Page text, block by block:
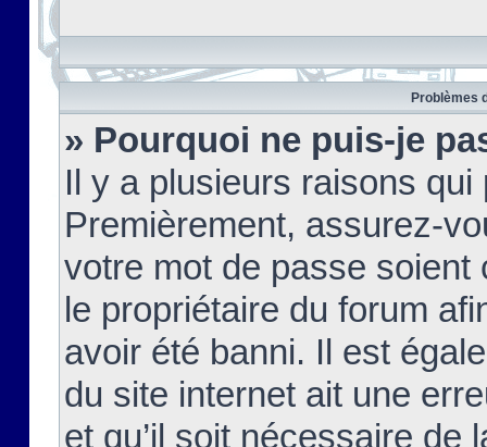
Problèmes
» Pourquoi ne puis-je
Il y a plusieurs raisons
Premièrement, assurez-
votre mot de passe soient
le propriétaire du forum
avoir été banni. Il est
du site internet ait une
et qu’il soit nécessaire de